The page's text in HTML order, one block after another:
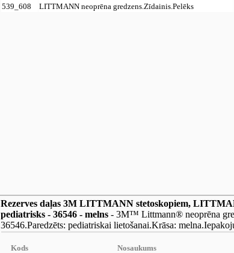
539_608
LITTMANN neoprēna gredzens.Zīdainis.Pelēks
Rezerves daļas 3M LITTMANN stetoskopiem,
pediatrisks - 36546 - melns - 3M™ Littmann® neoprēna
36546.Paredzēts: pediatriskai lietošanai.Krāsa:
Kods Nosaukums